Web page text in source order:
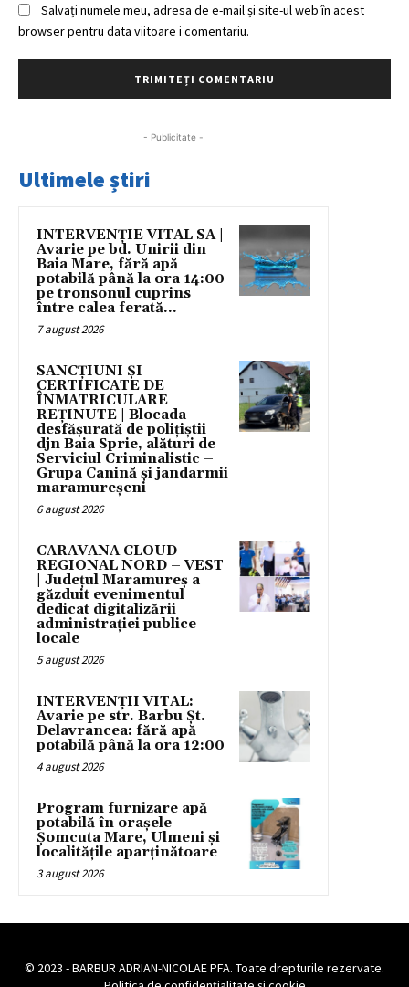
Salvați numele meu, adresa de e-mail și site-ul web în acest
browser pentru data viitoare i comentariu.
- Publicitate -
Ultimele știri
INTERVENȚIE VITAL SA |
Avarie pe bd. Unirii din
Baia Mare, fără apă
potabilă până la ora 14:00
pe tronsonul cuprins
între calea ferată...
7 august 2026
SANCȚIUNI ȘI
CERTIFICATE DE
ÎNMATRICULARE
REȚINUTE | Blocada
desfășurată de polițiștii
djn Baia Sprie, alături de
Serviciul Criminalistic –
Grupa Canină și jandarmii
maramureșeni
6 august 2026
CARAVANA CLOUD
REGIONAL NORD – VEST
| Județul Maramureș a
găzduit evenimentul
dedicat digitalizării
administrației publice
locale
5 august 2026
INTERVENȚII VITAL:
Avarie pe str. Barbu Șt.
Delavrancea: fără apă
potabilă până la ora 12:00
4 august 2026
Program furnizare apă
potabilă în orașele
Șomcuta Mare, Ulmeni și
localitățile aparținătoare
3 august 2026
© 2023 - BARBUR ADRIAN-NICOLAE PFA. Toate drepturile rezervate.